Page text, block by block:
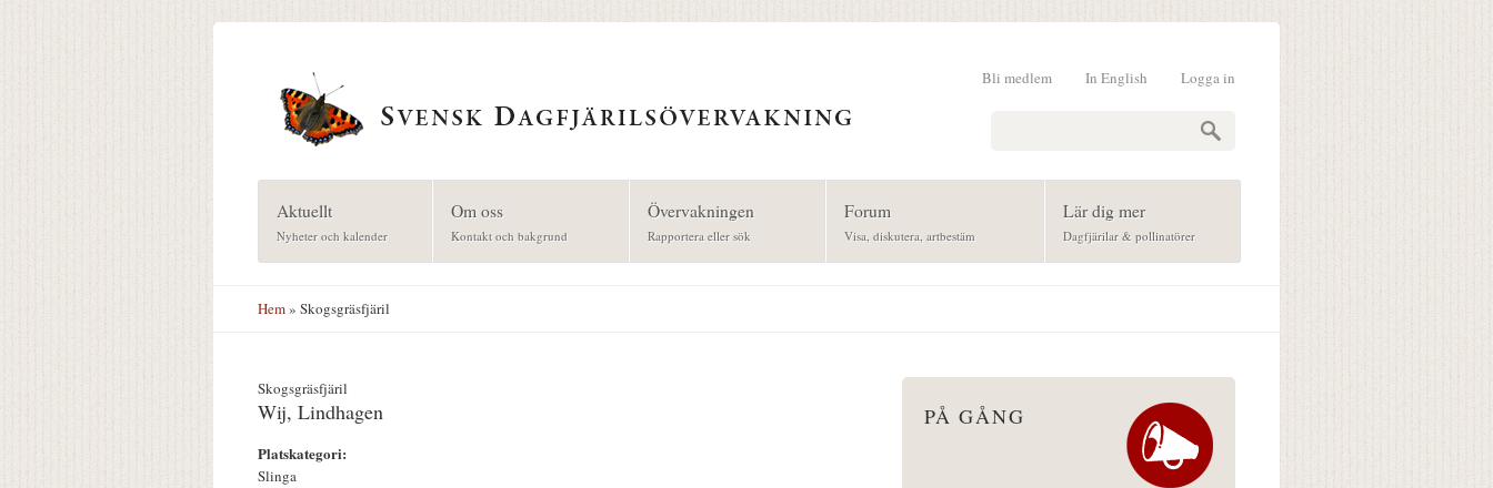
Logga in
In English
Bli medlem
Aktuellt
Nyheter och kalender
Om oss
Kontakt och bakgrund
Övervakningen
Rapportera eller sök
Forum
Visa, diskutera, artbestäm
Lär dig mer
Dagfjärilar & pollinatörer
Hem» Skogsgräsfjäril
Skogsgräsfjäril
Wij, Lindhagen
Platskategori:
Slinga
PÅ GÅNG